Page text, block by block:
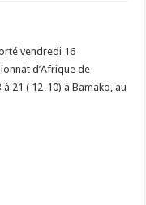
vendredi 16
d’Afrique de
21 ( 12-10) à Bamako, au